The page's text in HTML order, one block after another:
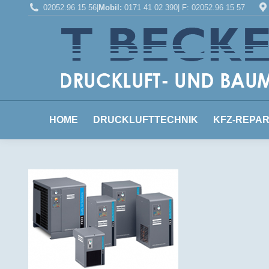
02052.96 15 56 Mobil: 0171 41 02 390 | F: 02052.96 15 57
HOME DRUCKLUFTTECHNIK KFZ-
HOME